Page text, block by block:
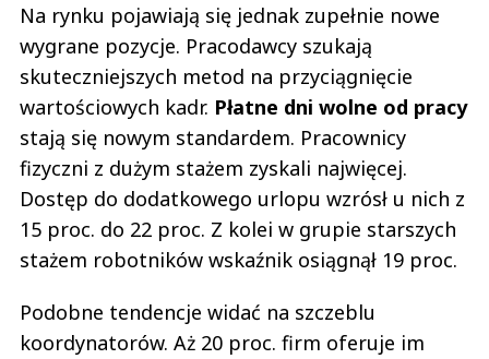
Na rynku pojawiają się jednak zupełnie nowe
wygrane pozycje. Pracodawcy szukają
skuteczniejszych metod na przyciągnięcie
wartościowych kadr. Płatne dni wolne od pracy
stają się nowym standardem. Pracownicy
fizyczni z dużym stażem zyskali najwięcej.
Dostęp do dodatkowego urlopu wzrósł u nich z
15 proc. do 22 proc. Z kolei w grupie starszych
stażem robotników wskaźnik osiągnął 19 proc.
Podobne tendencje widać na szczeblu
koordynatorów. Aż 20 proc. firm oferuje im